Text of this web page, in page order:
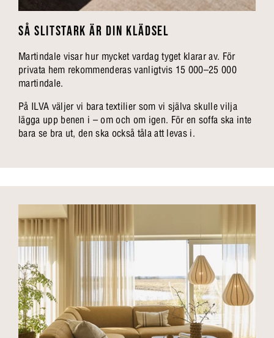
SÅ SLITSTARK ÄR DIN KLÄDSEL
Martindale visar hur mycket vardag tyget klarar av. För
privata hem rekommenderas vanligtvis 15 000–25 000
martindale.
På ILVA väljer vi bara textilier som vi själva skulle vilja
lägga upp benen i – om och om igen. För en soffa ska inte
bara se bra ut, den ska också tåla att levas i.